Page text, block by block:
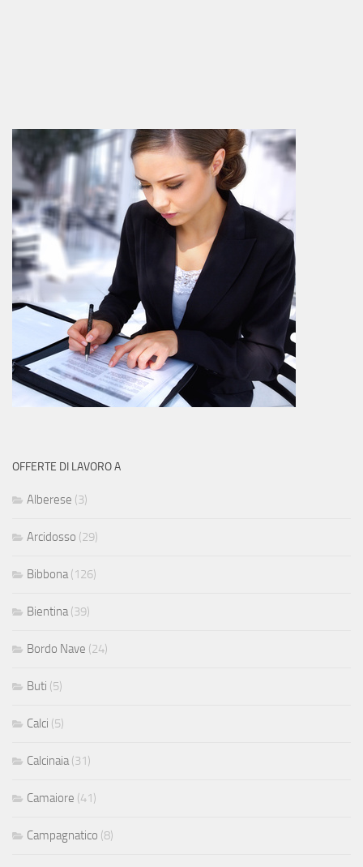
OFFERTE DI LAVORO A
Alberese (3)
Arcidosso (29)
Bibbona (126)
Bientina (39)
Bordo Nave (24)
Buti (5)
Calci (5)
Calcinaia (31)
Camaiore (41)
Campagnatico (8)